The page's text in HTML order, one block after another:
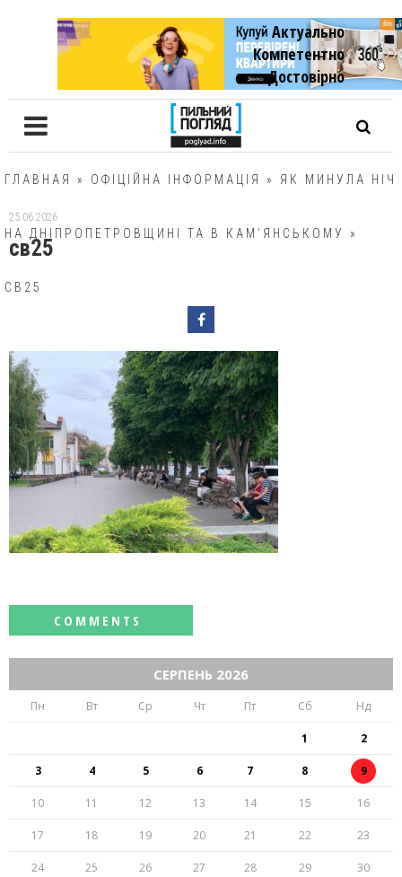
Актуально
Компетентно
Достовiрно
ГЛАВНАЯ » ОФІЦІЙНА ІНФОРМАЦІЯ » ЯК МИНУЛА НІЧ
НА ДНІПРОПЕТРОВЩИНІ ТА В КАМ’ЯНСЬКОМУ »
СВ25
25.06.2026
св25
СЕРПЕНЬ 2026
Пн Вт Ср Чт Пт Сб Нд
1 2
3 4 5 6 7 8 9
10 11 12 13 14 15 16
17 18 19 20 21 22 23
24 25 26 27 28 29 30